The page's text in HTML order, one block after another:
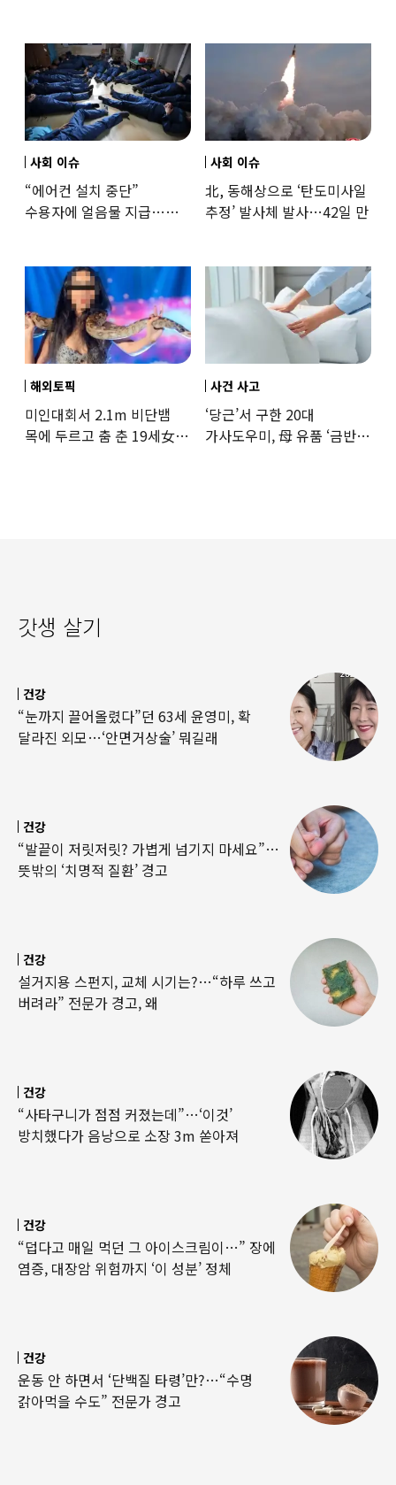
사회 이슈
“에어컨 설치 중단”
수용자에 얼음물 지급…
사회 이슈
北, 동해상으로 ‘탄도미사일
추정’ 발사체 발사…42일 만
해외토픽
미인대회서 2.1m 비단뱀
목에 두르고 춤 춘 19세女
사건 사고
‘당근’서 구한 20대
가사도우미, 母 유품 ‘금반지
갓생 살기
건강
“눈까지 끌어올렸다”던 63세 윤영미, 확
달라진 외모…‘안면거상술’ 뭐길래
건강
“발끝이 저릿저릿? 가볍게 넘기지 마세요”…
뜻밖의 ‘치명적 질환’ 경고
건강
설거지용 스펀지, 교체 시기는?…“하루 쓰고
버려라” 전문가 경고, 왜
건강
“사타구니가 점점 커졌는데”…‘이것’
방치했다가 음낭으로 소장 3m 쏟아져
건강
“덥다고 매일 먹던 그 아이스크림이…” 장에
염증, 대장암 위험까지 ‘이 성분’ 정체
건강
운동 안 하면서 ‘단백질 타령’만?…“수명
갉아먹을 수도” 전문가 경고